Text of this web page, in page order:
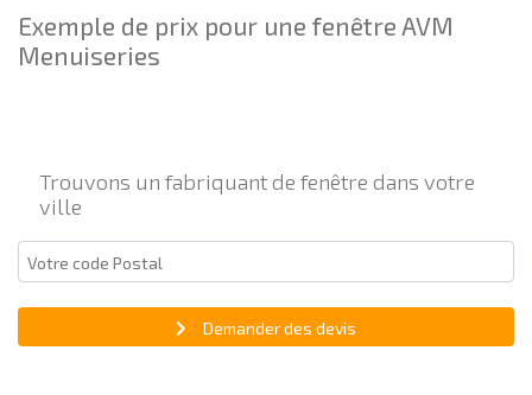
Exemple de prix pour une fenêtre AVM
Menuiseries
Trouvons un fabriquant de fenêtre dans votre
ville
Demander des devis